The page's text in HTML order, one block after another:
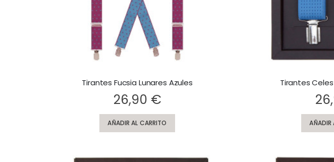
Tirantes Fucsia Lunares Azules
26,90 €
AÑADIR AL CARRITO
Tirantes
AÑADIR